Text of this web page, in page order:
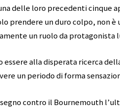
delle loro precedenti cinque
prendere un duro colpo, non è
un ruolo da protagonista
alla disperata ricerca
un periodo di forma
contro il Bournemouth